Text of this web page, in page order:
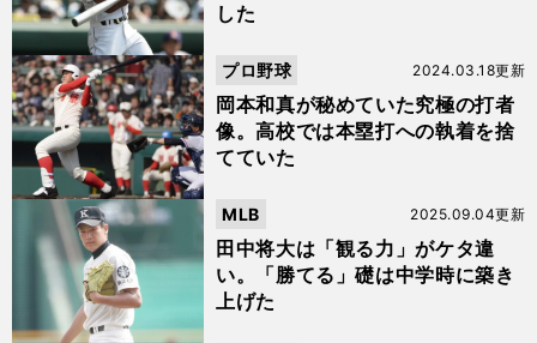
した
岡本和真が秘めていた究極の打者
像。高校では本塁打への執着を捨
てていた
2024.03.18更新
プロ野球
田中将大は「観る力」がケタ違
い。「勝てる」礎は中学時に築き
上げた
2025.09.04更新
MLB